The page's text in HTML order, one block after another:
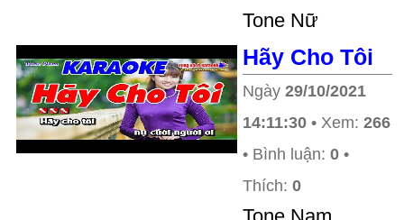
Tone Nữ
Hãy Cho Tôi
Ngày 29/10/2021
14:11:30 • Xem: 266
• Bình luận: 0 •
Thích: 0